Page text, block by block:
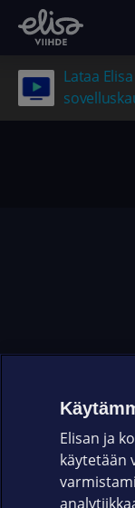
Lataa
Elisan ja
käytetään